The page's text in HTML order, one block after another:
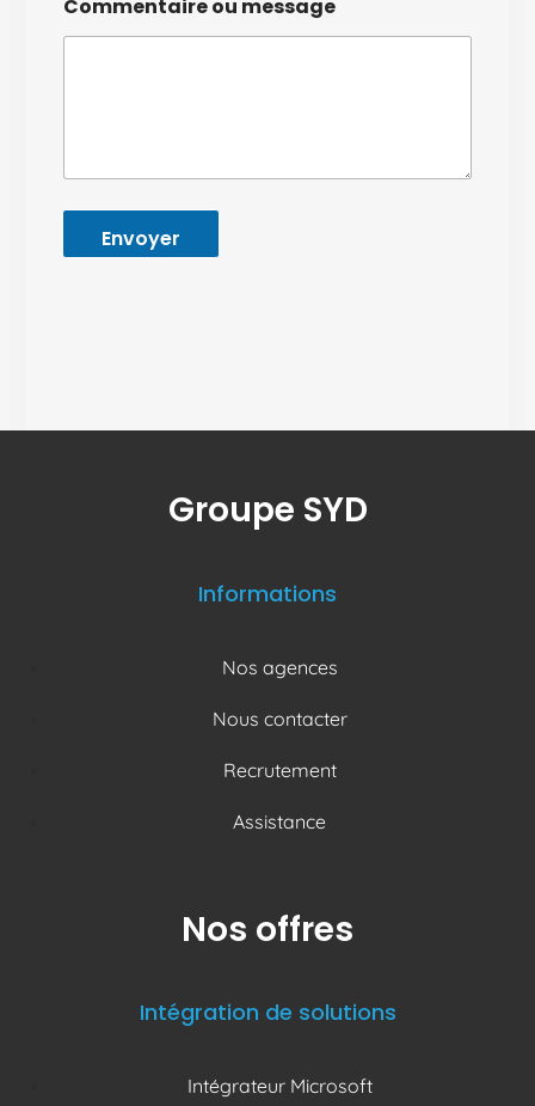
g
e
Commentaire ou message
Envoyer
Groupe SYD
Informations
Nos agences
Nous contacter
Recrutement
Assistance
Nos offres
Intégration de solutions
Intégrateur Microsoft